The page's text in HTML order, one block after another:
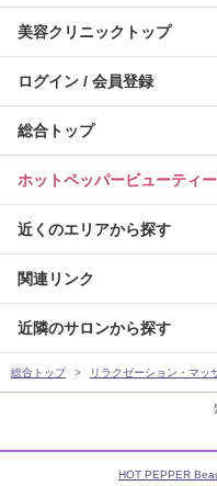
美容クリニックトップ
ログイン / 会員登録
総合トップ
ホットペッパービューティ
近くのエリアから探す
関連リンク
近隣のサロンから探す
総合トップ リラクゼーション・マッ
HOT PEPPER